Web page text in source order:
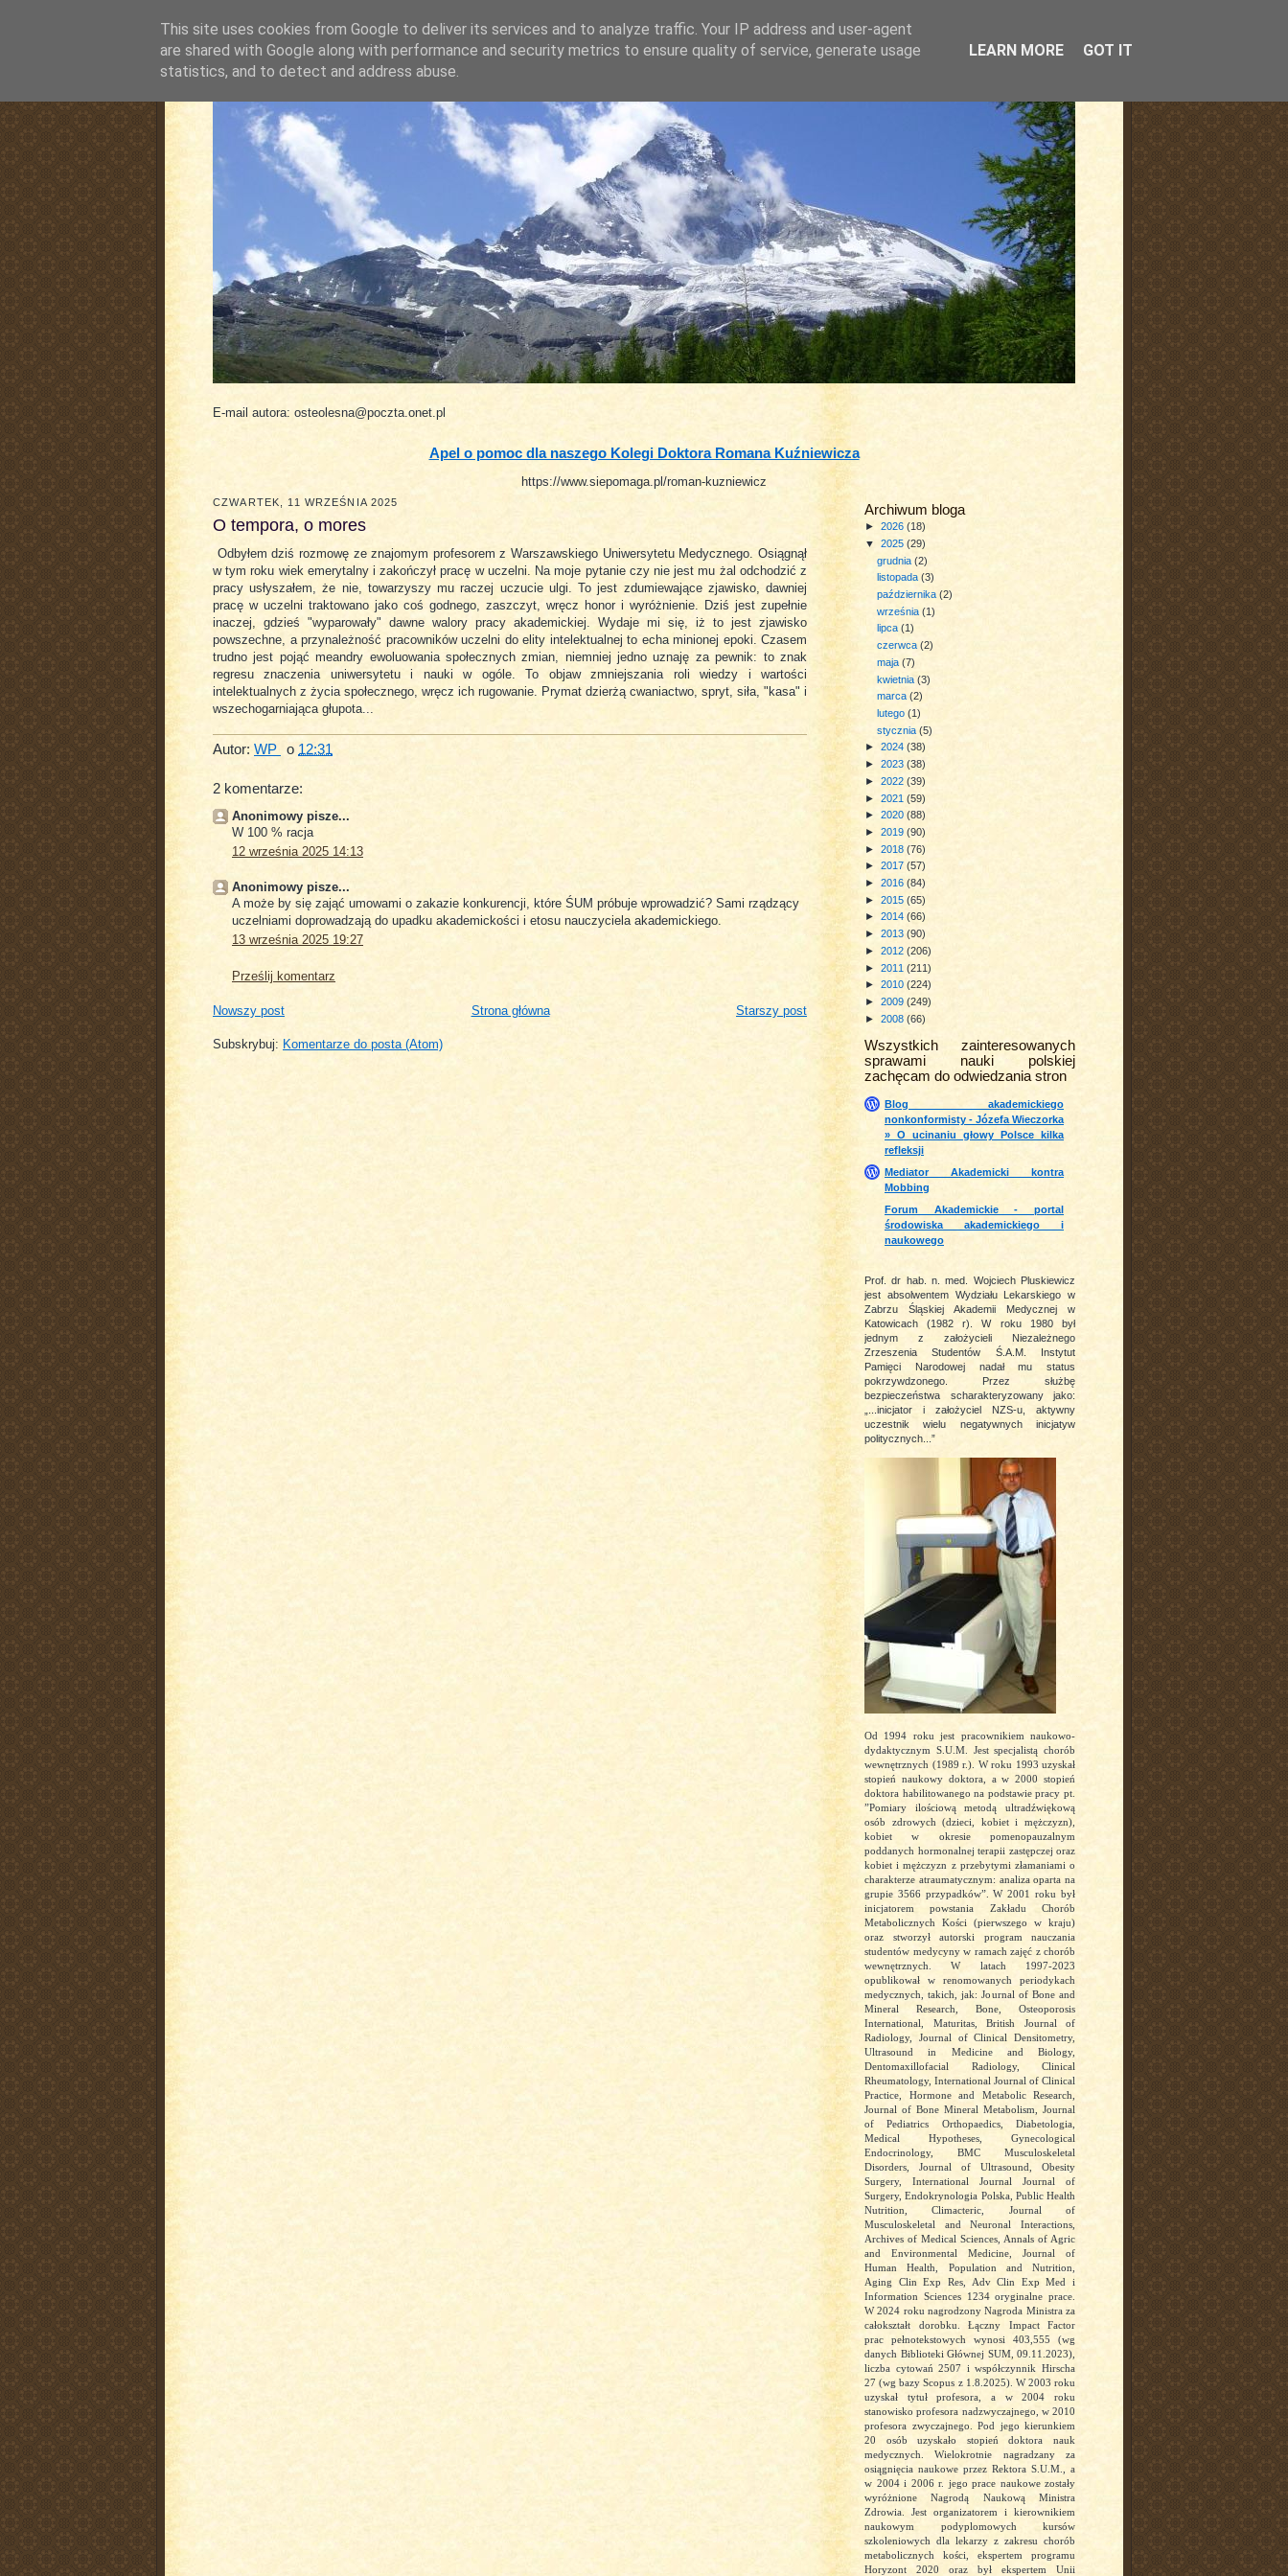
pluskiewicz.blogspot.com
E-mail autora: osteolesna@poczta.onet.pl
Apel o pomoc dla naszego Kolegi Doktora Romana Kuźniewicza
https://www.siepomaga.pl/roman-kuzniewicz
Archiwum bloga
► 2026 (18)
▼ 2025 (29)
grudnia(2)
listopada(3)
października(2)
września(1)
lipca(1)
czerwca(2)
maja(7)
kwietnia(3)
marca(2)
lutego(1)
stycznia(5)
► 2024 (38)
► 2023 (38)
► 2022 (39)
► 2021 (59)
► 2020 (88)
► 2019 (90)
► 2018 (76)
► 2017 (57)
► 2016 (84)
► 2015 (65)
► 2014 (66)
► 2013 (90)
► 2012 (206)
► 2011 (211)
► 2010 (224)
► 2009 (249)
► 2008 (66)
Wszystkich zainteresowanych
sprawami nauki polskiej
zachęcam do odwiedzania stron
Blog akademickiego
nonkonformisty - Józefa Wieczorka
» O ucinaniu głowy Polsce kilka
refleksji
Mediator Akademicki kontra
Mobbing
Forum Akademickie - portal
środowiska akademickiego i
naukowego
Prof. dr hab. n. med. Wojciech Pluskiewicz
jest absolwentem Wydziału Lekarskiego w
Zabrzu Śląskiej Akademii Medycznej w
Katowicach (1982 r). W roku 1980 był
jednym z założycieli Niezależnego
Zrzeszenia Studentów Ś.A.M. Instytut
Pamięci Narodowej nadał mu status
pokrzywdzonego. Przez służbę
bezpieczeństwa scharakteryzowany jako:
„...inicjator i założyciel NZS-u, aktywny
uczestnik wielu negatywnych inicjatyw
politycznych...”
Od 1994 roku jest pracownikiem naukowo-
dydaktycznym S.U.M. Jest specjalistą chorób
wewnętrznych (1989 r.). W roku 1993 uzyskał
stopień naukowy doktora, a w 2000 stopień
doktora habilitowanego na podstawie pracy pt.
”Pomiary ilościową metodą ultradźwiękową
osób zdrowych (dzieci, kobiet i mężczyzn),
kobiet w okresie pomenopauzalnym
poddanych hormonalnej terapii zastępczej oraz
kobiet i mężczyzn z przebytymi złamaniami o
charakterze atraumatycznym: analiza oparta na
grupie 3566 przypadków”. W 2001 roku był
inicjatorem powstania Zakładu Chorób
Metabolicznych Kości (pierwszego w kraju)
oraz stworzył autorski program nauczania
studentów medycyny w ramach zajęć z chorób
wewnętrznych. W latach 1997-2023
opublikował w renomowanych periodykach
medycznych, takich, jak: Journal of Bone and
Mineral Research, Bone, Osteoporosis
International, Maturitas, British Journal of
Radiology, Journal of Clinical Densitometry,
Ultrasound in Medicine and Biology,
Dentomaxillofacial Radiology, Clinical
Rheumatology, International Journal of Clinical
Practice, Hormone and Metabolic Research,
Journal of Bone Mineral Metabolism, Journal
of Pediatrics Orthopaedics, Diabetologia,
Medical Hypotheses, Gynecological
Endocrinology, BMC Musculoskeletal
Disorders, Journal of Ultrasound, Obesity
Surgery, International Journal Journal of
Surgery, Endokrynologia Polska, Public Health
Nutrition, Climacteric, Journal of
Musculoskeletal and Neuronal Interactions,
Archives of Medical Sciences, Annals of Agric
and Environmental Medicine, Journal of
Human Health, Population and Nutrition,
Aging Clin Exp Res, Adv Clin Exp Med i
Information Sciences 1234 oryginalne prace.
W 2024 roku nagrodzony Nagroda Ministra za
całokształt dorobku. Łączny Impact Factor
prac pełnotekstowych wynosi 403,555 (wg
danych Biblioteki Głównej SUM, 09.11.2023),
liczba cytowań 2507 i współczynnik Hirscha
27 (wg bazy Scopus z 1.8.2025). W 2003 roku
uzyskał tytuł profesora, a w 2004 roku
stanowisko profesora nadzwyczajnego, w 2010
profesora zwyczajnego. Pod jego kierunkiem
20 osób uzyskało stopień doktora nauk
medycznych. Wielokrotnie nagradzany za
osiągnięcia naukowe przez Rektora S.U.M., a
w 2004 i 2006 r. jego prace naukowe zostały
wyróżnione Nagrodą Naukową Ministra
Zdrowia. Jest organizatorem i kierownikiem
naukowym podyplomowych kursów
szkoleniowych dla lekarzy z zakresu chorób
metabolicznych kości, ekspertem programu
Horyzont 2020 oraz był ekspertem Unii
CZWARTEK, 11 WRZEŚNIA 2025
O tempora, o mores
Odbyłem dziś rozmowę ze znajomym profesorem z Warszawskiego Uniwersytetu Medycznego. Osiągnął
w tym roku wiek emerytalny i zakończył pracę w uczelni. Na moje pytanie czy nie jest mu żal odchodzić z
pracy usłyszałem, że nie, towarzyszy mu raczej uczucie ulgi. To jest zdumiewające zjawisko, dawniej
pracę w uczelni traktowano jako coś godnego, zaszczyt, wręcz honor i wyróżnienie. Dziś jest zupełnie
inaczej, gdzieś "wyparowały" dawne walory pracy akademickiej. Wydaje mi się, iż to jest zjawisko
powszechne, a przynależność pracowników uczelni do elity intelektualnej to echa minionej epoki. Czasem
trudno jest pojąć meandry ewoluowania społecznych zmian, niemniej jedno uznaję za pewnik: to znak
regresu znaczenia uniwersytetu i nauki w ogóle. To objaw zmniejszania roli wiedzy i wartości
intelektualnych z życia społecznego, wręcz ich rugowanie. Prymat dzierżą cwaniactwo, spryt, siła, "kasa" i
wszechogarniająca głupota...
Autor: WP o 12:31
2 komentarze:
Anonimowy pisze...
W 100 % racja
12 września 2025 14:13
Anonimowy pisze...
A może by się zająć umowami o zakazie konkurencji, które ŚUM próbuje wprowadzić? Sami rządzący
uczelniami doprowadzają do upadku akademickości i etosu nauczyciela akademickiego.
13 września 2025 19:27
Prześlij komentarz
Nowszy post Starszy post
Strona główna
Subskrybuj: Komentarze do posta (Atom)
This site uses cookies from Google to deliver its services and to analyze traffic. Your IP address and user-agent
are shared with Google along with performance and security metrics to ensure quality of service, generate usage
statistics, and to detect and address abuse.
LEARN MORE GOT IT